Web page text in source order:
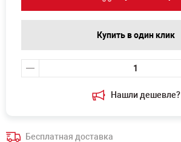
Нашли дешевле?
Купить в один клик
Бесплатная доставка